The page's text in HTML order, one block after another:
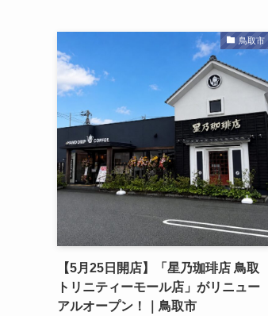
鳥取市
【5月25日開店】「星乃珈琲店 鳥取
トリニティーモール店」がリニュー
アルオープン！｜鳥取市